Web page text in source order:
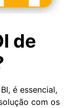
de
é essencial,
com os